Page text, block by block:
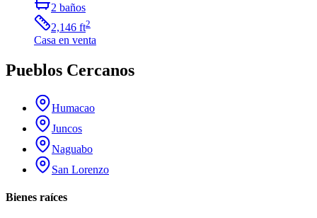
2 baños
2,146 ft2
Casa en venta
Pueblos Cercanos
Humacao
Juncos
Naguabo
San Lorenzo
Bienes raíces